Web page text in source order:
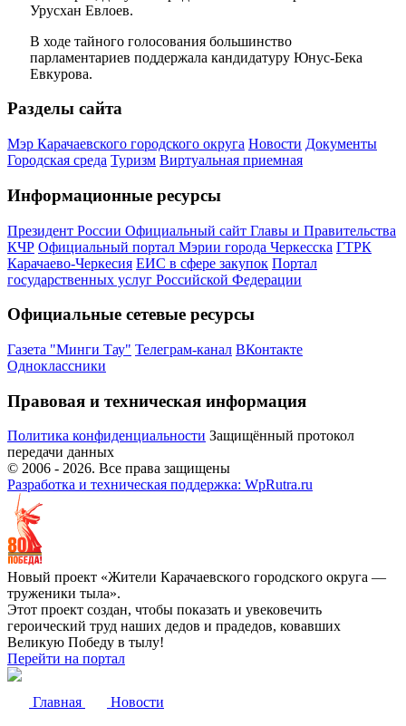
Урусхан Евлоев.
В ходе тайного голосования большинство
парламентариев поддержала кандидатуру Юнус-Бека
Евкурова.
Разделы сайта
Мэр Карачаевского городского округа Новости Документы
Городская среда Туризм Виртуальная приемная
Информационные ресурсы
Президент России Официальный сайт Главы и Правительства
КЧР Официальный портал Мэрии города Черкесска ГТРК
Карачаево-Черкесия ЕИС в сфере закупок Портал
государственных услуг Российской Федерации
Официальные сетевые ресурсы
Газета "Минги Тау" Телеграм-канал ВКонтакте
Одноклассники
Правовая и техническая информация
Политика конфиденциальности Защищённый протокол
передачи данных
© 2006 - 2026. Все права защищены
Разработка и техническая поддержка: WpRutra.ru
Новый проект «Жители Карачаевского городского округа —
труженики тыла».
Этот проект создан, чтобы показать и увековечить
героический труд наших дедов и прадедов, ковавших
Великую Победу в тылу!
Перейти на портал
Главная Новости